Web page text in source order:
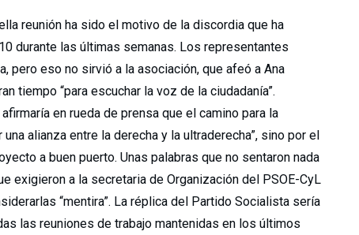
reunión ha sido el motivo de la discordia que ha
durante las últimas semanas. Los representantes
pero eso no sirvió a la asociación, que afeó a Ana
tiempo “para escuchar la voz de la ciudadanía”.
en rueda de prensa que el camino para la
alianza entre la derecha y la ultraderecha”, sino por el
a buen puerto. Unas palabras que no sentaron nada
exigieron a la secretaria de Organización del PSOE-CyL
“mentira”. La réplica del Partido Socialista sería
las reuniones de trabajo mantenidas en los últimos